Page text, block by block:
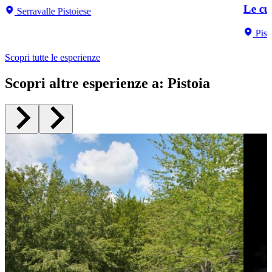
Serravalle Pistoiese Le
Scopri tutte le esperienze
Scopri altre esperienze a: Pistoia